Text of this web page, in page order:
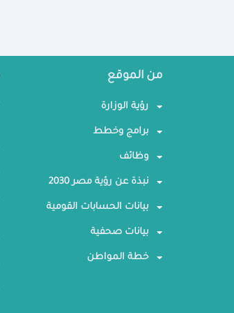
من الموقع
رؤية الوزارة
برامج وخطط
وظائف
نبذة عن رؤية مصر 2030
بيانات الحسابات القومية
بيانات صحفية
خطة المواطن